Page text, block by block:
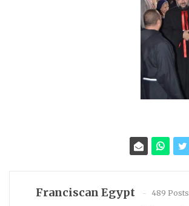
Franciscan Egypt
489 Posts